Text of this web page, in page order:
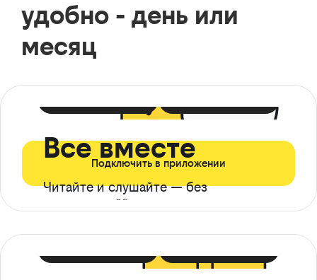
удобно - день или
месяц
Все вместе
Читайте и слушайте — без
ограничений*
Подключить в приложении